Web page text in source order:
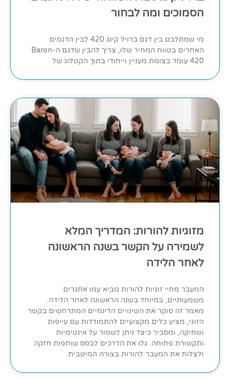
הסמוכים ומה לבחור
מי שמתלבט בין דגם ברויל קינג 420 לבין הדגמים
האחרים בטווח המחיר שלו, צריך להבין שדגם ה-Baron
420 עומד בצומת מעניין וייחודי בתוך הקטלוג של
מזוגיות להורות: המדריך המלא
לשמירה על הקשר בשנה הראשונה
לאחר הלידה
המעבר מחיי זוגיות להורות מביא עמו אתגרים
משמעותיים, במיוחד בשנה הראשונה לאחר הלידה.
מאמר זה סוקר את השינויים הדינמיים המתרחשים בקשר
הזוגי, מציע כלים מקצועיים להתמודדות עם עייפות
ושחיקה, ומסביר כיצד ניתן לשמור על אינטימיות
ותקשורת פתוחה. גלו את הדרכים לבסס שותפות חזקה
ולצלוח את המעבר להורות בצורה המיטבית.